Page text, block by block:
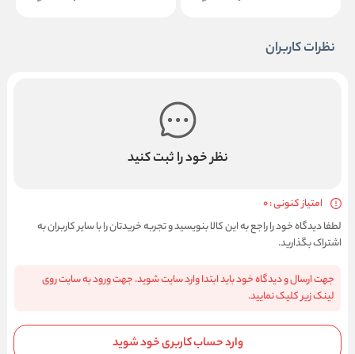
نظرات کاربران
نظر خود را ثبت کنید
امتیاز کنونی : 0
لطفا دیدگاه خود را راجع به این کالا بنویسید و تجربه خریدتان را با سایر کاربران به
اشتراک بگذارید.
جهت ارسال و دیدگاه خود باید ابتدا وارد سایت شوید. جهت ورود به سایت روی
لینک زیر کلیک نمایید.
وارد حساب کاربری خود شوید